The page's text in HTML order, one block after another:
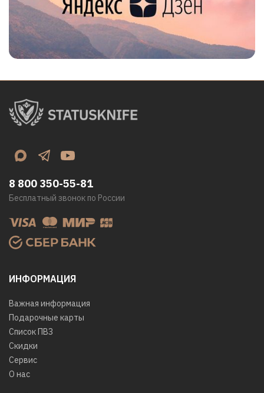
ИНФОРМАЦИЯ
Важная информация
Подарочные карты
Список ПВЗ
Скидки
Сервис
О нас
8 800 350-55-81
Бесплатный звонок по России